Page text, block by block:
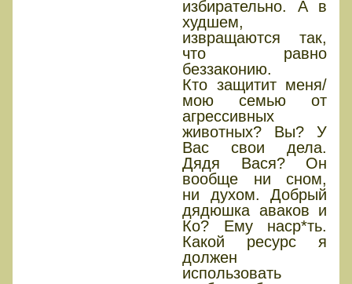
избирательно. А в
худшем,
извращаются так,
что равно
беззаконию.
Кто защитит меня/
мою семью от
агрессивных
животных? Вы? У
Вас свои дела.
Дядя Вася? Он
вообще ни сном,
ни духом. Добрый
дядюшка аваков и
Ко? Ему наср*ть.
Какой ресурс я
должен
использовать